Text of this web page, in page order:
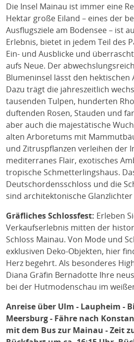
Die Insel Mainau ist immer eine
Hektar große Eiland – eines der
Ausflugsziele am Bodensee – ist
Erlebnis, bietet in jedem Teil des
Ein- und Ausblicke und
aufs Neue. Der
Blumeninsel lässt den hektischen
Dazu trägt die jahreszeitlich
tausenden Tulpen, hunderten
duftenden Rosen, Stauden und
aber auch die majestätische
alten Arboretums mit
und Zitruspflanzen verleihen der
mediterranes Flair, exotisches
tropische Schmetterlingshaus.
Deutschordensschloss und die
sind architektonische Glanzlichter
Gräfliches Schlossfest: Erleben
Verkaufserlebnis mitten der
Schloss Mainau. Von Mode und
exklusiven Deko-Objekten, hier
Herz begehrt. Als besonderes
Diana Gräfin Bernadotte Ihre
bei der Hutmodenschau im
Anreise über Ulm - Laupheim -
Meersburg - Fähre nach
mit dem Bus zur Mainau - Zeit